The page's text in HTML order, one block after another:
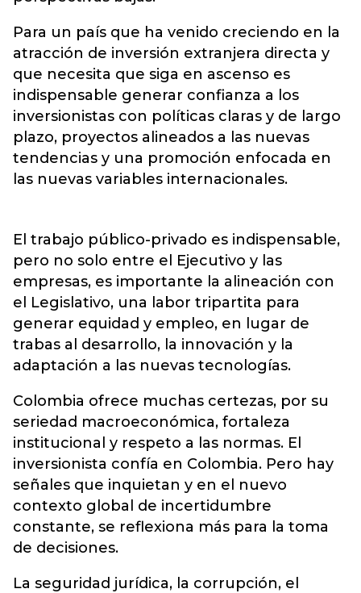
Para un país que ha venido creciendo en la
atracción de inversión extranjera directa y
que necesita que siga en ascenso es
indispensable generar confianza a los
inversionistas con políticas claras y de largo
plazo, proyectos alineados a las nuevas
tendencias y una promoción enfocada en
las nuevas variables internacionales.
El trabajo público-privado es indispensable,
pero no solo entre el Ejecutivo y las
empresas, es importante la alineación con
el Legislativo, una labor tripartita para
generar equidad y empleo, en lugar de
trabas al desarrollo, la innovación y la
adaptación a las nuevas tecnologías.
Colombia ofrece muchas certezas, por su
seriedad macroeconómica, fortaleza
institucional y respeto a las normas. El
inversionista confía en Colombia. Pero hay
señales que inquietan y en el nuevo
contexto global de incertidumbre
constante, se reflexiona más para la toma
de decisiones.
La seguridad jurídica, la corrupción, el